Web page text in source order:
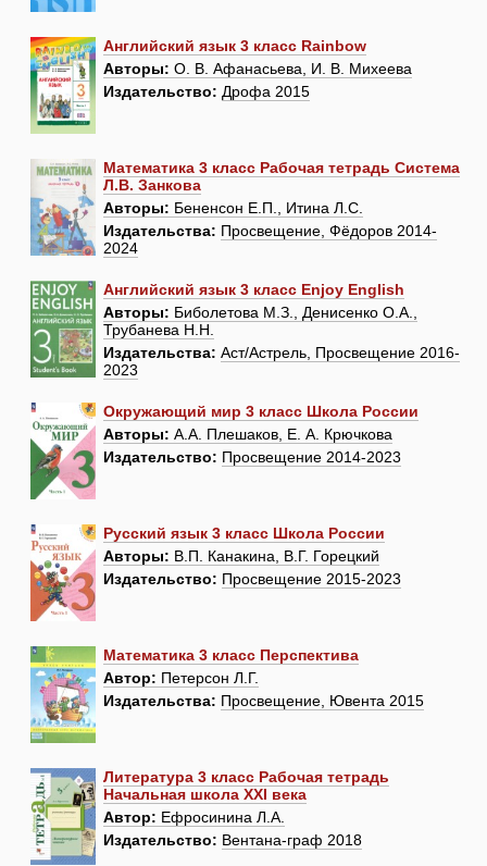
Английский язык 3 класс Rainbow
Авторы: О. В. Афанасьева, И. В. Михеева
Издательство: Дрофа 2015
Математика 3 класс Рабочая тетрадь Система
Л.В. Занкова
Авторы: Бененсон Е.П., Итина Л.С.
Издательства: Просвещение, Фёдоров 2014-
2024
Английский язык 3 класс Enjoy English
Авторы: Биболетова М.З., Денисенко О.А.,
Трубанева Н.Н.
Издательства: Аст/Астрель, Просвещение 2016-
2023
Окружающий мир 3 класс Школа России
Авторы: А.А. Плешаков, Е. А. Крючкова
Издательство: Просвещение 2014-2023
Русский язык 3 класс Школа России
Авторы: В.П. Канакина, В.Г. Горецкий
Издательство: Просвещение 2015-2023
Математика 3 класс Перспектива
Автор: Петерсон Л.Г.
Издательства: Просвещение, Ювента 2015
Литература 3 класс Рабочая тетрадь
Начальная школа XXI века
Автор: Ефросинина Л.А.
Издательство: Вентана-граф 2018